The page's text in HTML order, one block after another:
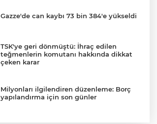
Gazze'de can kaybı 73 bin 384'e yükseldi
TSK'ye geri dönmüştü: İhraç edilen
teğmenlerin komutanı hakkında dikkat
çeken karar
Milyonları ilgilendiren düzenleme: Borç
yapılandırma için son günler